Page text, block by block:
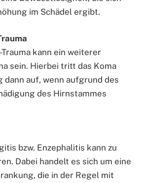
im Schädel ergibt.
kann ein weiterer
sein. Hierbei tritt das Koma
dann auf, wenn aufgrund des
des Hirnstammes
bzw. Enzephalitis kann zu
Dabei handelt es sich um eine
die in der Regel mit